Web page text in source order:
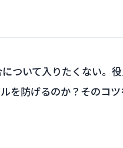
ついて入りたくない。
を防げるのか？そのコ